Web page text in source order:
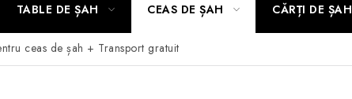
TABLE DE ȘAH CEAS DE ȘAH CĂRȚI DE ȘAH
ceas de șah + Transport gratuit